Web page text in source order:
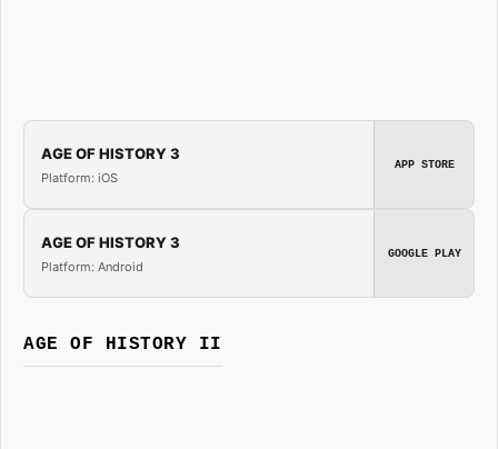
AGE OF HISTORY 3
Platform: iOS
APP STORE
AGE OF HISTORY 3
Platform: Android
GOOGLE PLAY
AGE OF HISTORY II